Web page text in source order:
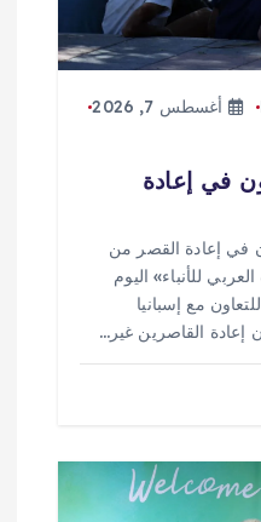
أغسطس 7, 2026
في إعادة
في إعادة القصر من
للأنباء» اليوم
مع إسبانيا
إعادة القاصرين غير…